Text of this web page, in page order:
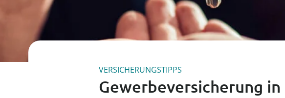
Gewerbeversicherung
VERSICHERUNGSTIPPS